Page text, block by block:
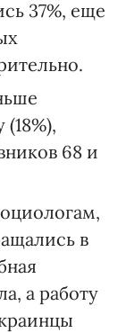
37%, еще
68 и
в
а работу